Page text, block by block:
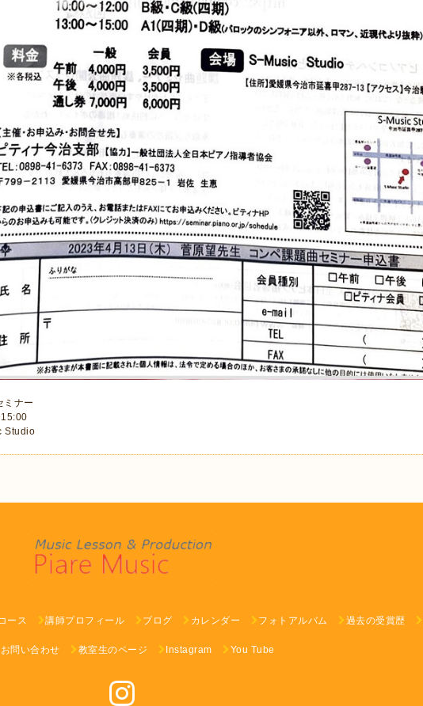
ミナー
Studio
ース 講師プロフィール ブログ カレンダー フォトアルバム 過去の受賞歴
お問い合わせ 教室生のページ Instagram You Tube